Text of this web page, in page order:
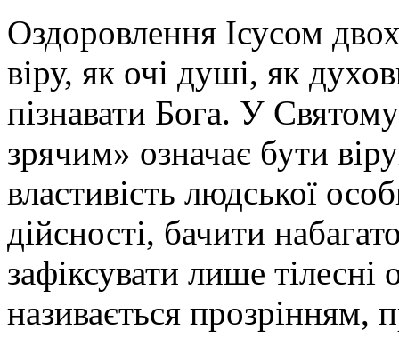
Оздоровлення Ісусом
віру, як очі душі, як
пізнавати Бога. У
зрячим» означає бути
властивість людської
дійсності, бачити
зафіксувати лише тілесні
називається прозрінням,